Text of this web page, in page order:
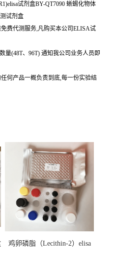
试剂盒BY-QT7090 蜥蜴化物体
试剂盒
费代测服务,凡购买本公司ELISA试
量(48T、96T) 通知我公司业务人员即
何产品一概负责到底,每一份实验结
鸡卵磷脂（Lecithin-2）elisa